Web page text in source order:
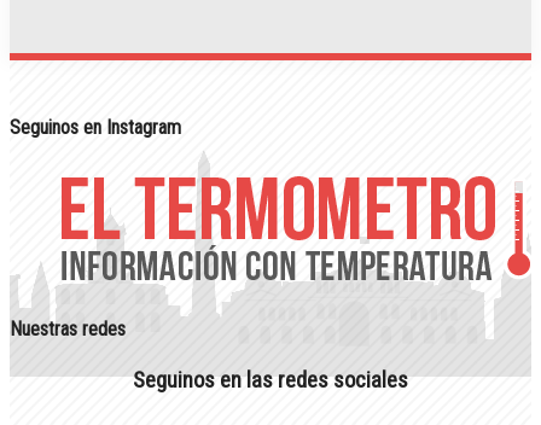
Seguinos en Instagram
Nuestras redes
Seguinos en las redes sociales